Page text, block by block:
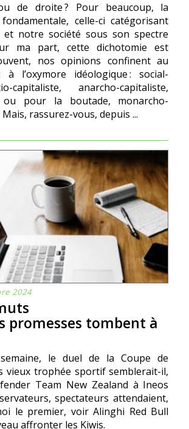
de droite ? Pour beaucoup, la
celle-ci catégorisant
et notre société sous son spectre
ma part, cette dichotomie est
nos opinions confinent au
à l’oxymore idéologique : social-
capitaliste, anarcho-capitaliste,
ou pour la boutade, monarcho-
rassurez-vous, depuis ...
2024
promesses tombent à
le duel de la Coupe de
vieux trophée sportif semblerait-il,
Team New Zealand à Ineos
spectateurs attendaient,
le premier, voir Alinghi Red Bull
affronter les Kiwis.